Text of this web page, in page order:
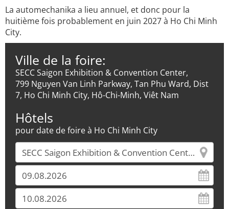
La automechanika a lieu annuel, et donc pour la
huitième fois probablement en juin 2027 à Ho Chi Minh
City.
Ville de la foire:
SECC Saigon Exhibition & Convention Center,
799 Nguyen Van Linh Parkway, Tan Phu Ward, Dist
7, Ho Chi Minh City, Hô-Chi-Minh, Viêt Nam
Hôtels
pour date de foire à Ho Chi Minh City